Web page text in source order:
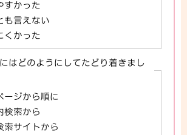
すかった
も言えない
くかった
はどのようにしてたどり着きまし
ージから順に
検索から
索サイトから